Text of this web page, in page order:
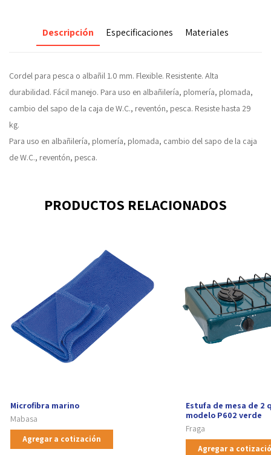
Descripción Especificaciones Materiales
Cordel para pesca o albañil 1.0 mm. Flexible. Resistente. Alta
durabilidad. Fácil manejo. Para uso en albañilería, plomería, plomada,
cambio del sapo de la caja de W.C., reventón, pesca. Resiste hasta 29
kg.
Para uso en albañilería, plomería, plomada, cambio del sapo de la caja
de W.C., reventón, pesca.
PRODUCTOS RELACIONADOS
Microfibra marino
Mabasa
Agregar a cotización
Estufa de mesa de 2
modelo P602 verde
Fraga
Agregar a